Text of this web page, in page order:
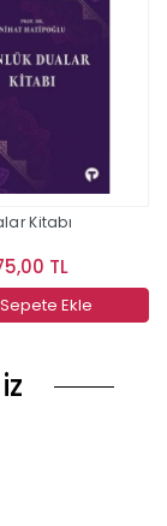
Kitabı
TL
Sepete Ekle